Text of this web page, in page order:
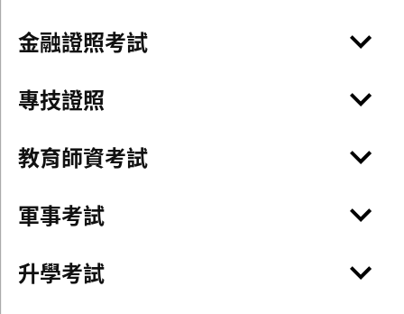
金融證照考試
專技證照
教育師資考試
軍事考試
升學考試